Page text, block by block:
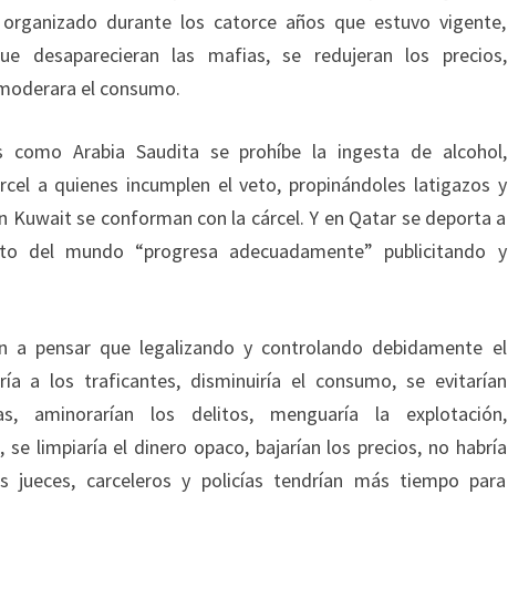
durante los catorce años que estuvo vigente,
desaparecieran las mafias, se redujeran los precios,
el consumo.
como Arabia Saudita se prohíbe la ingesta de alcohol,
a quienes incumplen el veto, propinándoles latigazos y
Kuwait se conforman con la cárcel. Y en Qatar se deporta a
del mundo “progresa adecuadamente” publicitando y
a pensar que legalizando y controlando debidamente el
a los traficantes, disminuiría el consumo, se evitarían
aminorarían los delitos, menguaría la explotación,
se limpiaría el dinero opaco, bajarían los precios, no habría
jueces, carceleros y policías tendrían más tiempo para